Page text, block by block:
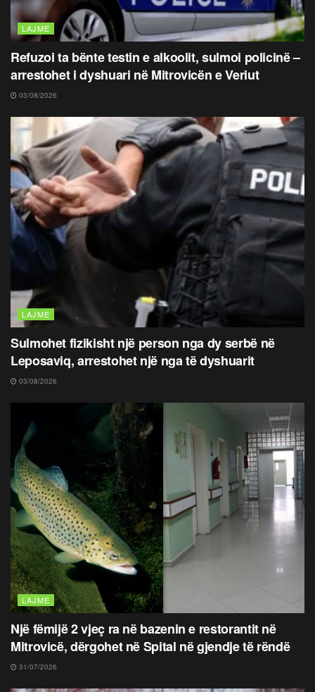
LAJME
Refuzoi ta bënte testin e alkoolit, sulmoi policinë –
arrestohet i dyshuari në Mitrovicën e Veriut
03/08/2026
LAJME
Sulmohet fizikisht një person nga dy serbë në
Leposaviq, arrestohet një nga të dyshuarit
03/08/2026
LAJME
Një fëmijë 2 vjeç ra në bazenin e restorantit në
Mitrovicë, dërgohet në Spital në gjendje të rëndë
31/07/2026